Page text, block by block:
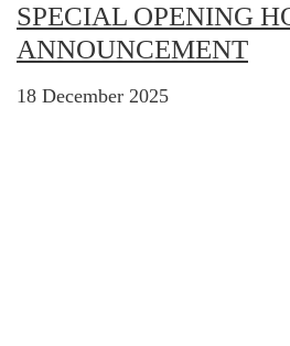
SPECIAL OPENING
ANNOUNCEMENT
18 December 2025